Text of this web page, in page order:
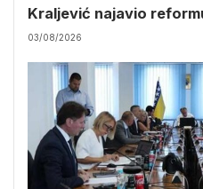
Kraljević najavio
03/08/2026